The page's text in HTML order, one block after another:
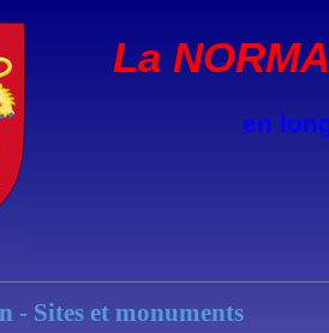
- Sites et monuments
La
en